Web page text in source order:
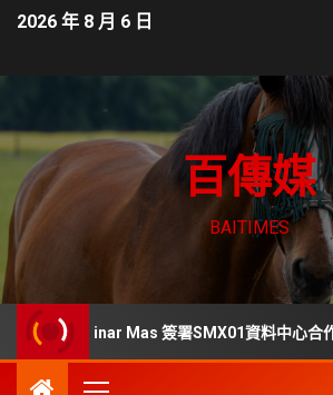
2026 年 8 月 6 日
百傳媒
BAITIMES
Sinar Mas 簽署SMX01資料中心合作協議 算